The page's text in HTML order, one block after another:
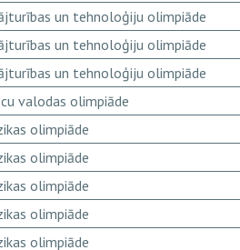
un tehnoloģiju olimpiāde
un tehnoloģiju olimpiāde
un tehnoloģiju olimpiāde
valodas olimpiāde
olimpiāde
olimpiāde
olimpiāde
olimpiāde
olimpiāde